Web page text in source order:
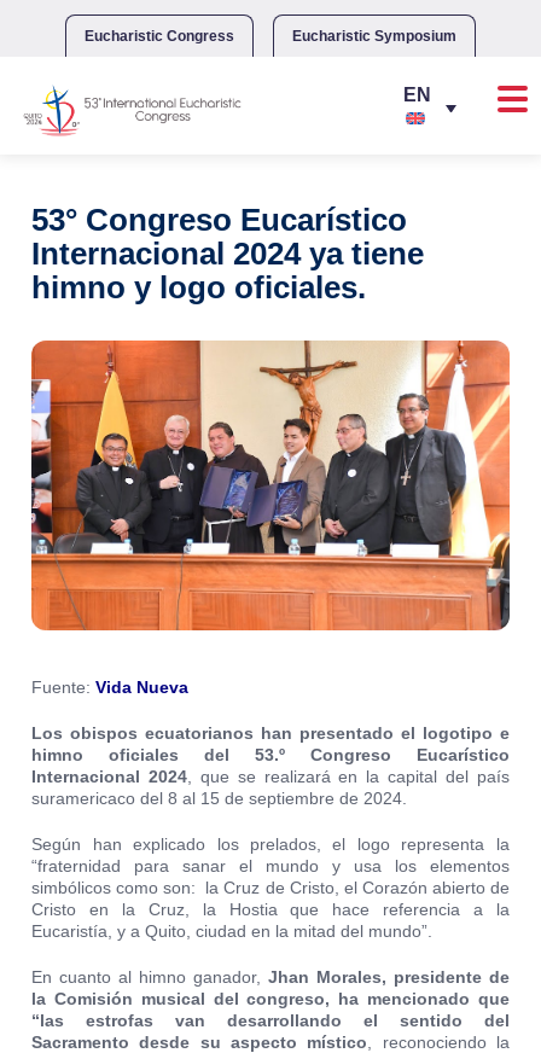
Eucharistic Congress Eucharistic Symposium
53° Congreso Eucarístico
Internacional 2024 ya tiene
himno y logo oficiales.
Fuente:Vida Nueva
Los obispos ecuatorianos han presentado el logotipo e
himno oficiales del 53.º Congreso Eucarístico
Internacional 2024 , que se realizará en la capital del país
suramericaco del 8 al 15 de septiembre de 2024.
Según han explicado los prelados, el logo representa la
“fraternidad para sanar el mundo y usa los elementos
simbólicos como son: la Cruz de Cristo, el Corazón abierto de
Cristo en la Cruz, la Hostia que hace referencia a la
Eucaristía, y a Quito, ciudad en la mitad del mundo”.
En cuanto al himno ganador, Jhan Morales, presidente de
la Comisión musical del congreso, ha mencionado que
“las estrofas van desarrollando el sentido del
Sacramento desde su aspecto místico , reconociendo la